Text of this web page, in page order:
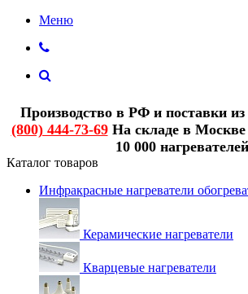
Меню
Производство в РФ и поставки
(800) 444-73-69На складе в Москве
10 000
Каталог товаров
Инфракрасные нагреватели
Керамические нагреватели
Кварцевые нагреватели